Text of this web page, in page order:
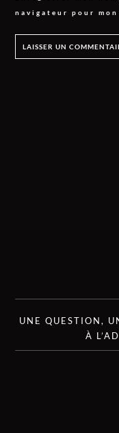
navigateur pour
UNE QUESTION,
À